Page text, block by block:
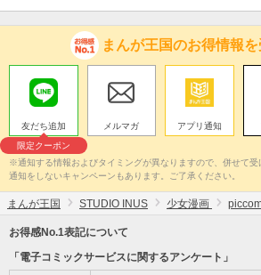
まんが王国のお得情報
友だち追加
限定クーポン
メルマガ アプリ通知
※通知する情報およびタイミングが異なりますので、併せて
通知をしないキャンペーンもあります。ご了承ください。
まんが王国 STUDIO INUS 少女漫画
お得感No.1表記について
「電子コミックサービスに関するアンケート」